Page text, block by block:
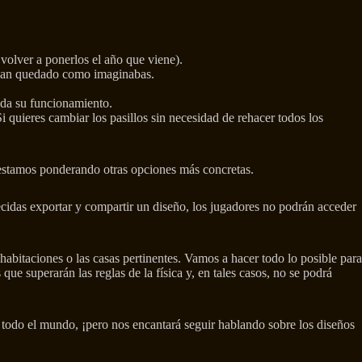
a ponerlos el año que viene).
quedado como imaginabas.
su funcionamiento.
cambiar los pasillos sin necesidad de rehacer todos los
ponderando otras opciones más concretas.
exportar y compartir un diseño, los jugadores no podrán acceder
o las casas pertinentes. Vamos a hacer todo lo posible para
superarán las reglas de la física y, en tales casos, no se podrá
el mundo, ¡pero nos encantará seguir hablando sobre los diseños